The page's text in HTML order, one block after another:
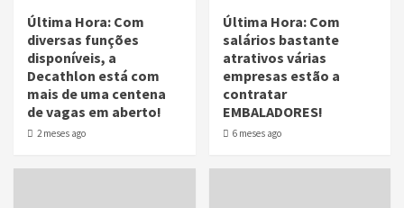
Última Hora: Com
diversas funções
disponíveis, a
Decathlon está com
mais de uma centena
de vagas em aberto!
2 meses ago
Última Hora: Com
salários bastante
atrativos várias
empresas estão a
contratar
EMBALADORES!
6 meses ago